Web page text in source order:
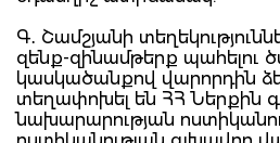
Գ․ Շամշյանի
զենք-զինամթերք պահելու
կասկածանքով վարորդին
տեղափոխել են ՀՀ Ներքին
նախարարության